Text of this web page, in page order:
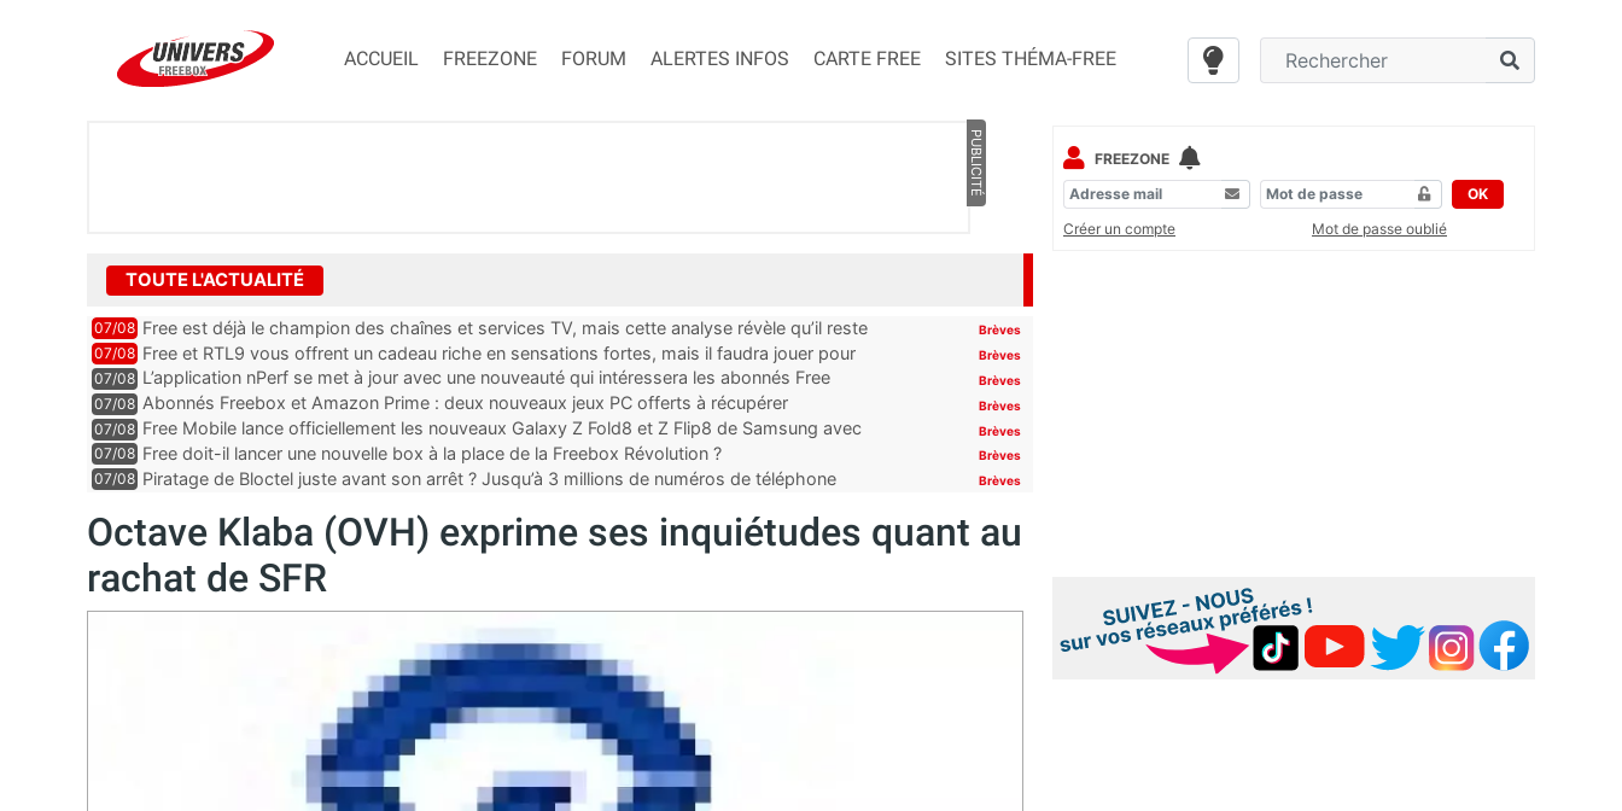
ACCUEIL FREEZONE FORUM ALERTES INFOS CARTE FREE SITES THÉMA-FREE
PUBLICITÉ
TOUTE L'ACTUALITÉ
07/08 Free est déjà le champion des chaînes et services TV, mais cette analyse révèle qu’il reste
encore au moin...
Brèves
07/08 Free et RTL9 vous offrent un cadeau riche en sensations fortes, mais il faudra jouer pour
l’obtenir
Brèves
07/08 L’application nPerf se met à jour avec une nouveauté qui intéressera les abonnés Free
Mobile, Orange, SFR ...
Brèves
07/08 Abonnés Freebox et Amazon Prime : deux nouveaux jeux PC offerts à récupérer Brèves
07/08 Free Mobile lance officiellement les nouveaux Galaxy Z Fold8 et Z Flip8 de Samsung avec
des promos et des cadeaux
Brèves
07/08 Free doit-il lancer une nouvelle box à la place de la Freebox Révolution ? Brèves
07/08 Piratage de Bloctel juste avant son arrêt ? Jusqu’à 3 millions de numéros de téléphone
Brèves
Octave Klaba (OVH) exprime ses inquiétudes quant au
rachat de SFR
FREEZONE
OK
Créer un compte
Mot de passe oublié